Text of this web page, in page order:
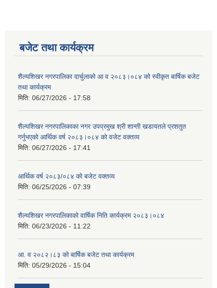
बजेट तथा कार्यक्रम
शैल्यशिखर नगरपालिका दार्चुलाको आ व २०८३।०८४ को स्वीकृत बार्षिक बजेट
तथा कार्यक्रम
मिति: 06/27/2026 - 17:58
शैल्यशिखर नगरपालिकाका नगर उपप्रमुख श्री शान्ती खडायतले प्रशतुत
गर्नुभएको आर्थिक वर्ष २०८३।०८४ को वजेट वक्तव्य
मिति: 06/27/2026 - 17:41
आर्थिक वर्ष २०८३/०८४ को बजेट वक्तव्य
मिति: 06/25/2026 - 07:39
शैल्यशिखर नगरपालिकाको वार्षिक निति कार्यक्रम २०८३।०८४
मिति: 06/23/2026 - 11:22
आ. व २०८२।८३ को बार्षिक बजेट तथा कार्यक्रम
मिति: 05/29/2026 - 15:04